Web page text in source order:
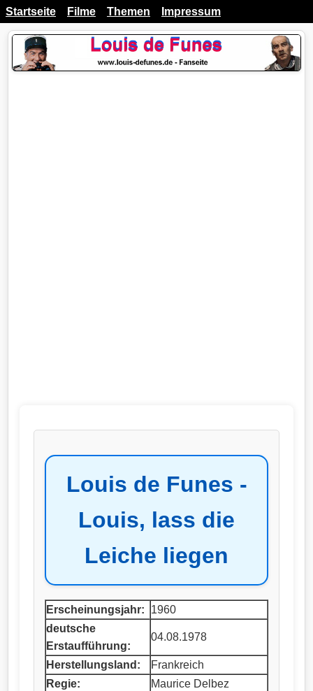
Startseite Filme Themen Impressum
Louis de Funes -
Louis, lass die
Leiche liegen
Erscheinungsjahr:
1960
deutsche
Erstaufführung:
04.08.1978
Herstellungsland:
Frankreich
Regie:
Maurice Delbez